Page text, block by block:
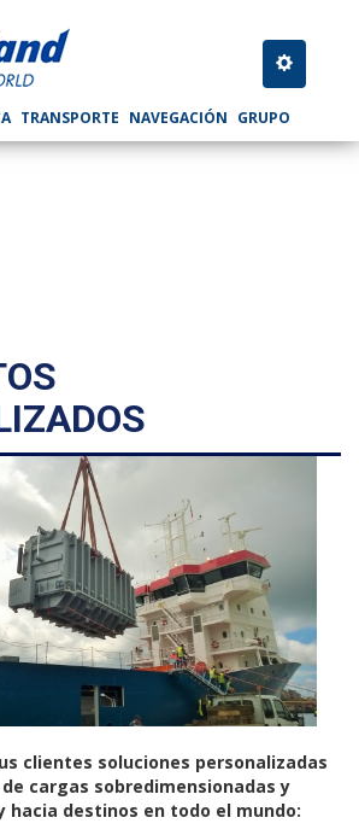
Toggle
TRANSPORTE NAVEGACIÓN GRUPO
clientes soluciones personalizadas
cargas sobredimensionadas y
hacia destinos en todo el mundo: